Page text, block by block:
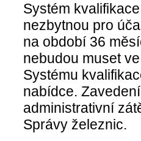
Systém
nezbytnou pro
na období 36
nebudou muset
Systému
nabídce.
administrativní
Správy železnic.